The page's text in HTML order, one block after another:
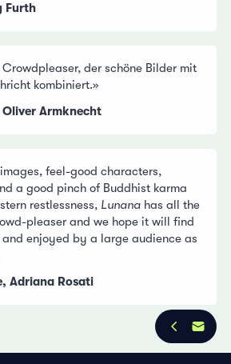
Furth
der schöne Bilder mit
kombiniert.»
Armknecht
feel-good characters,
a good pinch of Buddhist karma
restlessness, Lunana has all the
pleaser and we hope it will find
enjoyed by a large audience as
Adriana Rosati